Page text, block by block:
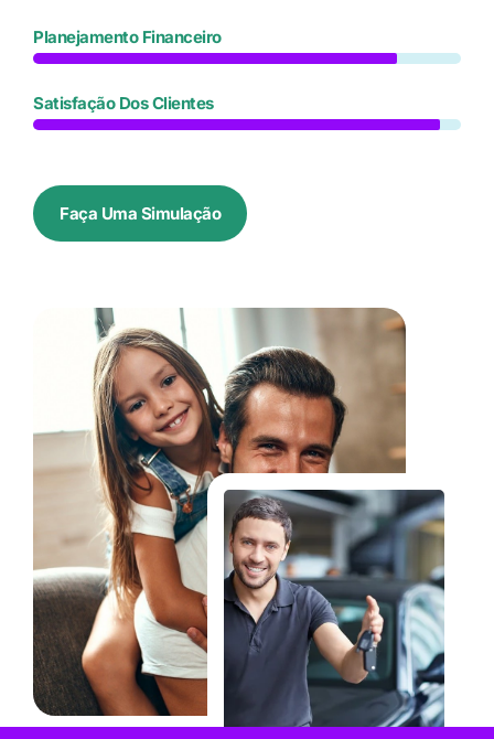
Planejamento Financeiro
Satisfação Dos Clientes
Faça Uma Simulação